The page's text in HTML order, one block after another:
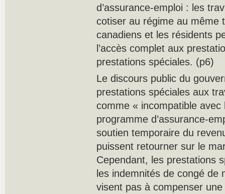
d’assurance-emploi : les
cotiser au régime au même
canadiens et les résidents
l’accès complet aux
prestations spéciales. (p6)
Le discours public du
prestations spéciales aux
comme « incompatible
programme d’assurance-
soutien temporaire du
puissent retourner sur le
Cependant, les prestations
les indemnités de congé de
visent pas à compenser